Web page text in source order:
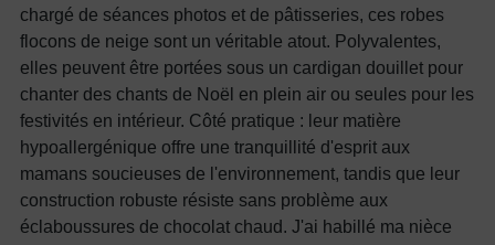
chargé de séances photos et de pâtisseries, ces robes
flocons de neige sont un véritable atout. Polyvalentes,
elles peuvent être portées sous un cardigan douillet pour
chanter des chants de Noël en plein air ou seules pour les
festivités en intérieur. Côté pratique : leur matière
hypoallergénique offre une tranquillité d'esprit aux
mamans soucieuses de l'environnement, tandis que leur
construction robuste résiste sans problème aux
éclaboussures de chocolat chaud. J'ai habillé ma nièce